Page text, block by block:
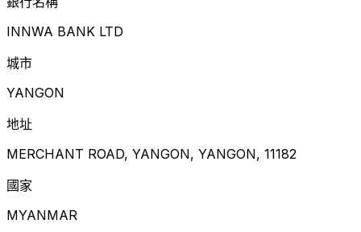
INNWA BANK LTD
城市
YANGON
地址
MERCHANT ROAD, YANGON, YANGON, 11182
國家
MYANMAR